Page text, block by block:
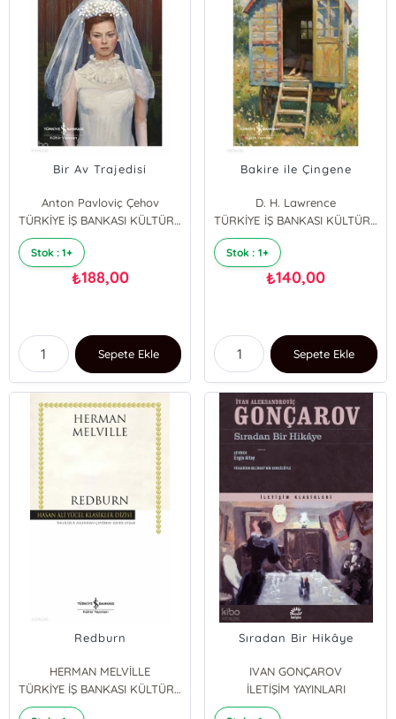
Bir Av Trajedisi
Anton Pavloviç Çehov
TÜRKİYE İŞ BANKASI KÜLTÜR YAYINLARI
Stok : 1+
₺188,00
Sepete Ekle
Bakire ile Çingene
D. H. Lawrence
TÜRKİYE İŞ BANKASI KÜLTÜR YAYINLARI
Stok : 1+
₺140,00
Sepete Ekle
Redburn
HERMAN MELVİLLE
TÜRKİYE İŞ BANKASI KÜLTÜR YAYINLARI
Sıradan Bir Hikâye
IVAN GONÇAROV
İLETİŞİM YAYINLARI